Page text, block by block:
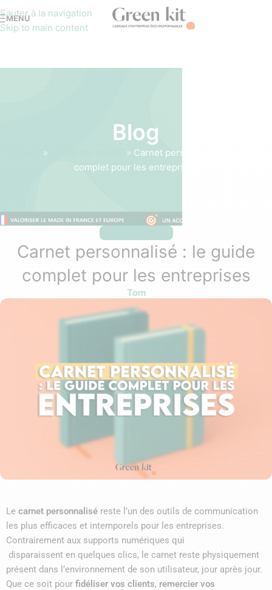
Sauter à la navigation
Skip to main content
MENU
Blog
» » Carnet personnalisé : le guide
complet pour les entreprises
Carnet personnalisé : le guide
complet pour les entreprises
Tom
Le carnet personnalisé reste l’un des outils de communication
les plus efficaces et intemporels pour les entreprises.
Contrairement aux supports numériques qui
disparaissent en quelques clics, le carnet reste physiquement
présent dans l’environnement de son utilisateur, jour après jour.
Que ce soit pour fidéliser vos clients, remercier vos